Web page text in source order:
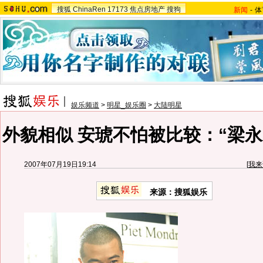
搜狐 ChinaRen 17173 焦点房地产 搜狗 新闻 -
娱乐频道 > 明星_娱乐圈 > 大陆明星
外貌相似 安琥不怕被比较：“梁
2007年07月19日19:14 [我
来源：搜狐娱乐